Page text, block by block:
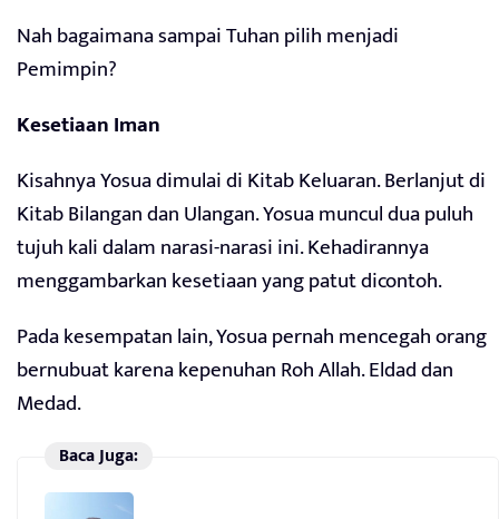
Nah bagaimana sampai Tuhan pilih menjadi
Pemimpin?
Kesetiaan Iman
Kisahnya Yosua dimulai di Kitab Keluaran. Berlanjut di
Kitab Bilangan dan Ulangan. Yosua muncul dua puluh
tujuh kali dalam narasi-narasi ini. Kehadirannya
menggambarkan kesetiaan yang patut dicontoh.
Pada kesempatan lain, Yosua pernah mencegah orang
bernubuat karena kepenuhan Roh Allah. Eldad dan
Medad.
Baca Juga: